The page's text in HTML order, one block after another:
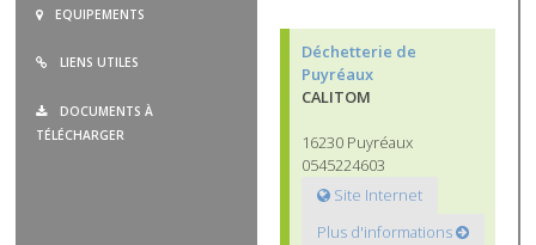
EQUIPEMENTS
LIENS UTILES
DOCUMENTS À
TÉLÉCHARGER
Déchetterie de
Puyréaux
CALITOM
16230 Puyréaux
0545224603
Site Internet
Plus d'informations